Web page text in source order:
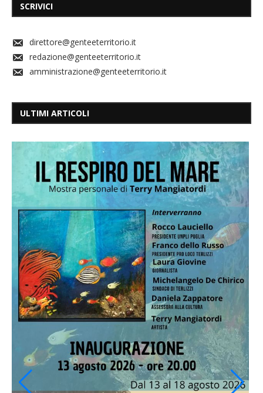
SCRIVICI
direttore@genteeterritorio.it
redazione@genteeterritorio.it
amministrazione@genteeterritorio.it
ULTIMI ARTICOLI